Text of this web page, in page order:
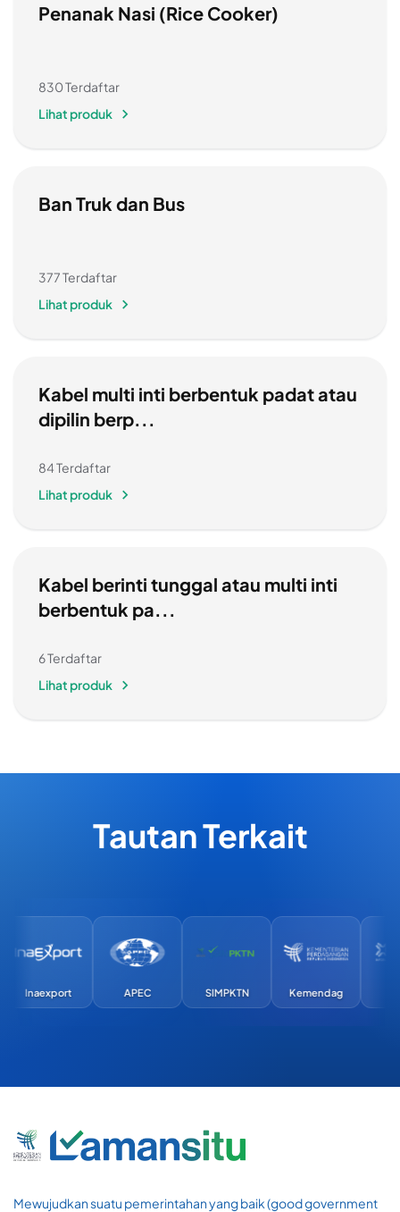
Penanak Nasi (Rice Cooker)
830 Terdaftar
Lihat produk
Ban Truk dan Bus
377 Terdaftar
Lihat produk
Kabel multi inti berbentuk padat atau
dipilin berp...
84 Terdaftar
Lihat produk
Kabel berinti tunggal atau multi inti
berbentuk pa...
6 Terdaftar
Lihat produk
Tautan Terkait
Inaexport APEC SIMPKTN Kemendag
Mewujudkan suatu pemerintahan yang baik (good government